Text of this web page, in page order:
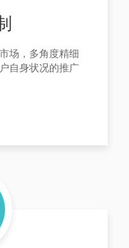
场，多角度精细
自身状况的推广